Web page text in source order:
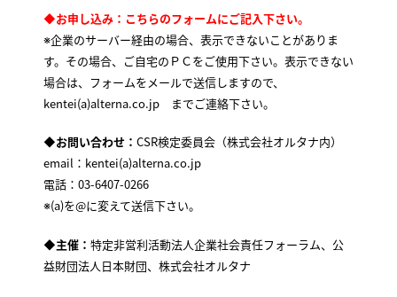
◆お申し込み： こちらのフォームにご記入下さい。
※企業のサーバー経由の場合、表示できないことがありま
す。その場合、ご自宅のＰＣをご使用下さい。表示できない
場合は、フォームをメールで送信しますので、
kentei(a)alterna.co.jp までご連絡下さい。
◆お問い合わせ： CSR検定委員会（株式会社オルタナ内）
email：kentei(a)alterna.co.jp
電話：03-6407-0266
※(a)を@に変えて送信下さい。
◆主催： 特定非営利活動法人企業社会責任フォーラム、公
益財団法人日本財団、株式会社オルタナ